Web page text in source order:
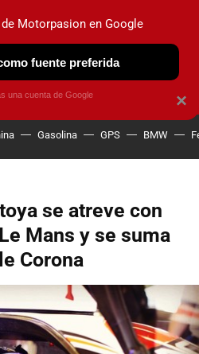
OBSERVATORIO
Gasolina GPS BMW
se atreve con
Mans y se suma
Corona
×
Motorpasion en Google
fuente preferida
una cuenta de Google